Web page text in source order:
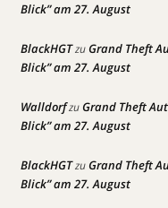
Blick” am 27. August
BlackHGTzuGrand Theft
Blick” am 27. August
WalldorfzuGrand Theft
Blick” am 27. August
BlackHGTzuGrand Theft
Blick” am 27. August